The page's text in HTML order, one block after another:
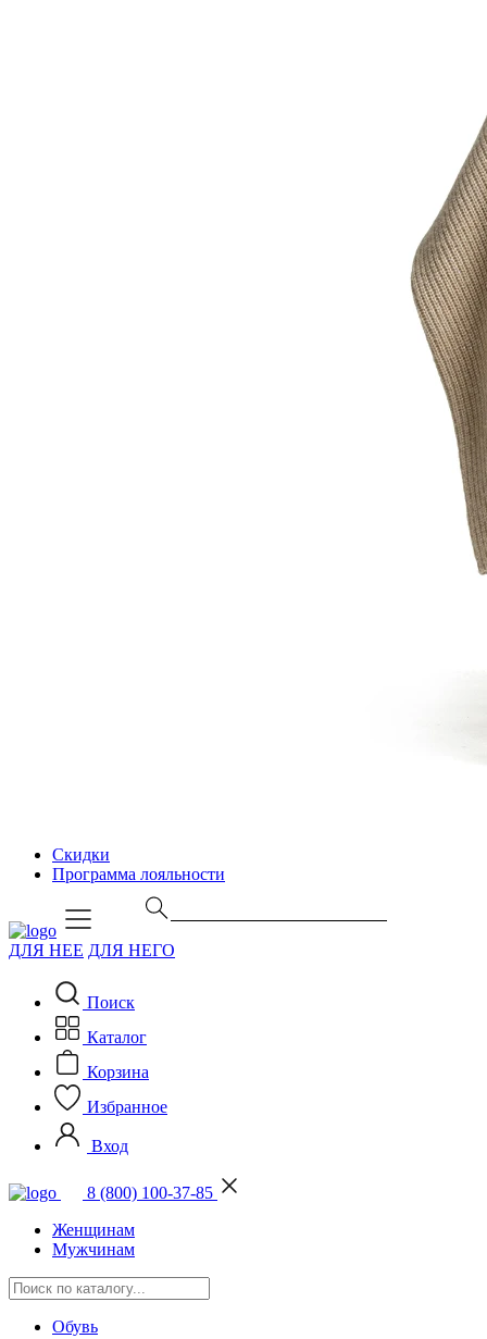
Скидки
Программа лояльности
ДЛЯ НЕЕ ДЛЯ НЕГО
Поиск
Каталог
Корзина
Избранное
Вход
8 (800) 100-37-85
Женщинам
Мужчинам
Обувь